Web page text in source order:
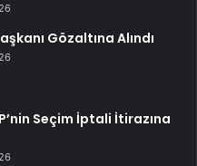
Gözaltına Alındı
Seçim İptali İtirazına